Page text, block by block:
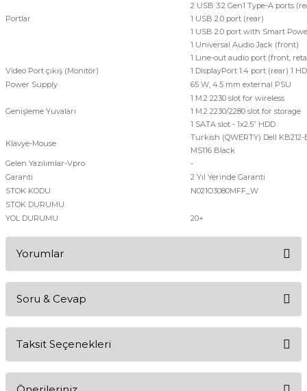
Portlar
2 USB 3.2 Gen1 Type-A ports
1 USB 2.0 port (rear)
1 USB 2.0 port with Smart
1 Universal Audio Jack (front)
1 Line-out audio port (front,
Video Port çıkış (Monitör)
1 DisplayPort 1.4 port (rear) 1
Power Supply
65 W, 4.5 mm external PSU
Genişleme Yuvaları
1 M.2 2230 slot for wireless
1 M.2 2230/2280 slot for storage
1 SATA slot - 1x2.5” HDD
Klavye-Mouse
Turkish (QWERTY) Dell
MS116 Black
Gelen Yazılımlar-Vpro
-
Garanti
2 Yıl Yerinde Garanti
STOK KODU
N021O3080MFF_W
STOK DURUMU
YOL DURUMU
20+
Yorumlar
Soru & Cevap
Taksit Seçenekleri